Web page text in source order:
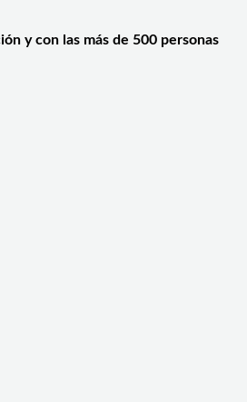
y con las más de 500 personas